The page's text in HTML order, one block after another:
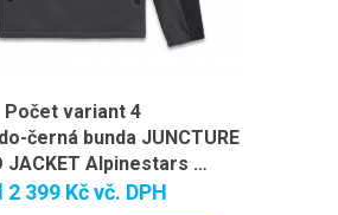
Počet variant 4
černá bunda JUNCTURE
JACKET Alpinestars …
2 399 Kčvč. DPH